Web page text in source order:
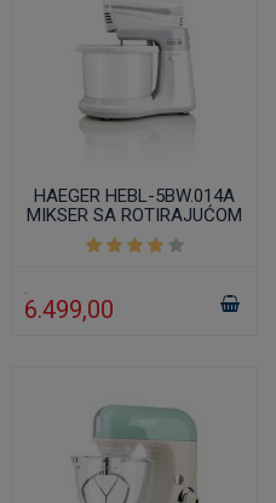
HAEGER HEBL-5BW.014A
MIKSER SA ROTIRAJUĆOM
POSUDOM 500W
6.499,00